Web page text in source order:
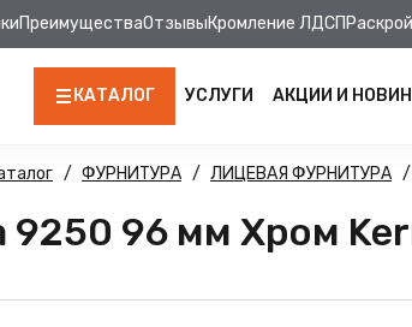
ПреимуществаОтзывыКромление ЛДСП
КАТАЛОГ
ЛДСП
КРОМКА
УСЛУГИ АКЦИИ И
ФУРНИТУРА ЛИЦЕВАЯ ФУРНИТУРА
9250 96 мм Хром